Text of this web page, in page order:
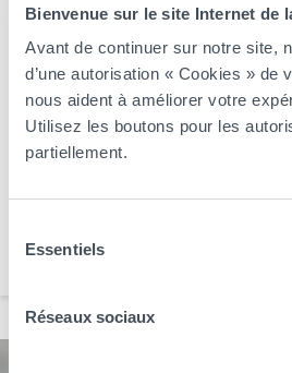
Bienvenue sur le site Internet de
Avant de continuer sur notre site,
d’une autorisation « Cookies » de
nous aident à améliorer votre
Utilisez les boutons pour les
partiellement.
Essentiels
Réseaux sociaux
> Les différentes implantations et
fermés jusqu’au 16 août 2026 inclus.
peu de repos pour vous revenir en
Cependant, notre plateforme
accessible via l’onglet inscription. Il est
une inscription pour […]
Santé et Technologies Médicales